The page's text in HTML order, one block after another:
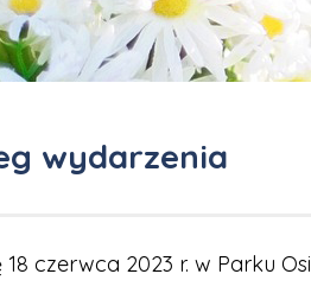
wydarzenia
18 czerwca 2023 r. w Parku